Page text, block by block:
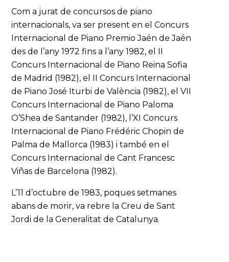
Com a jurat de concursos de piano
internacionals, va ser present en el Concurs
Internacional de Piano Premio Jaén de Jaén
des de l’any 1972 fins a l’any 1982, el II
Concurs Internacional de Piano Reina Sofia
de Madrid (1982), el II Concurs Internacional
de Piano José Iturbi de València (1982), el VII
Concurs Internacional de Piano Paloma
O’Shea de Santander (1982), l’XI Concurs
Internacional de Piano Frédéric Chopin de
Palma de Mallorca (1983) i també en el
Concurs Internacional de Cant Francesc
Viñas de Barcelona (1982).
L’11 d’octubre de 1983, poques setmanes
abans de morir, va rebre la Creu de Sant
Jordi de la Generalitat de Catalunya.